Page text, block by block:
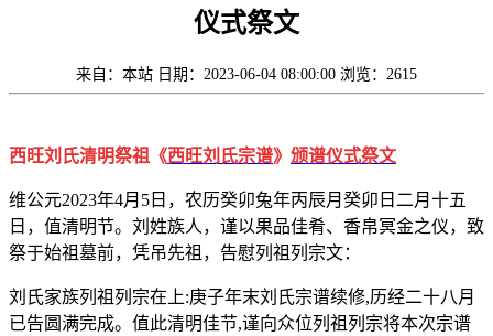
仪式祭文
来自：本站 日期：2023-06-04 08:00:00 浏览：2615
西旺刘氏清明祭祖《西旺刘氏宗谱》 颁谱仪式祭文
维公元2023年4月5日，农历癸卯兔年丙辰月癸卯日二月十五
日，值清明节。刘姓族人，谨以果品佳肴、香帛冥金之仪，致
祭于始祖墓前，凭吊先祖，告慰列祖列宗文：
刘氏家族列祖列宗在上:庚子年末刘氏宗谱续修,历经二十八月
已告圆满完成。值此清明佳节,谨向众位列祖列宗将本次宗谱